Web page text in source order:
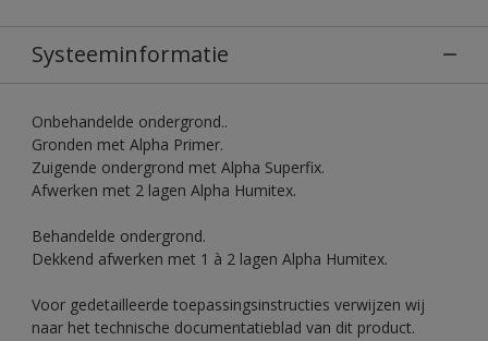
Systeeminformatie
Onbehandelde ondergrond..
Gronden met Alpha Primer.
Zuigende ondergrond met Alpha Superfix.
Afwerken met 2 lagen Alpha Humitex.
Behandelde ondergrond.
Dekkend afwerken met 1 à 2 lagen Alpha Humitex.
Voor gedetailleerde toepassingsinstructies verwijzen wij
naar het technische documentatieblad van dit product.